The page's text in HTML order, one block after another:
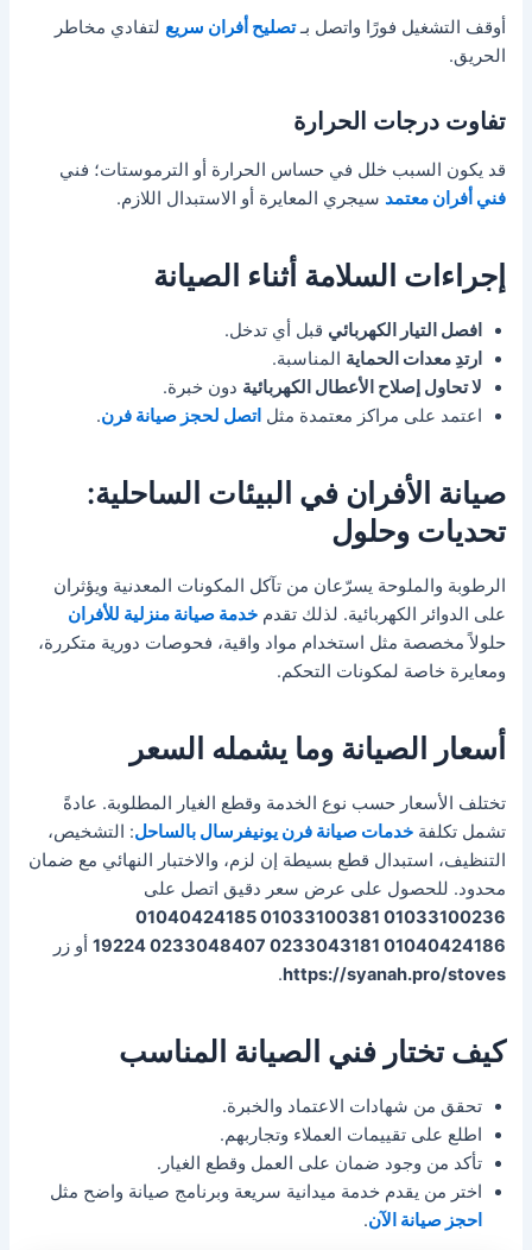
أوقف التشغيل فورًا واتصل بـتصليح أفران سريع لتفادي مخاطر
الحريق.
تفاوت درجات الحرارة
قد يكون السبب خلل في حساس الحرارة أو الترموستات؛ فني
فني أفران معتمد سيجري المعايرة أو الاستبدال اللازم.
إجراءات السلامة أثناء الصيانة
افصل التيار الكهربائي قبل أي تدخل.
ارتدِ معدات الحماية المناسبة.
لا تحاول إصلاح الأعطال الكهربائية دون خبرة.
اعتمد على مراكز معتمدة مثل اتصل لحجز صيانة فرن.
صيانة الأفران في البيئات الساحلية:
تحديات وحلول
الرطوبة والملوحة يسرّعان من تآكل المكونات المعدنية ويؤثران
على الدوائر الكهربائية. لذلك تقدمخدمة صيانة منزلية للأفران
حلولاً مخصصة مثل استخدام مواد واقية، فحوصات دورية متكررة،
ومعايرة خاصة لمكونات التحكم.
أسعار الصيانة وما يشمله السعر
تختلف الأسعار حسب نوع الخدمة وقطع الغيار المطلوبة. عادةً
تشمل تكلفةخدمات صيانة فرن يونيفرسال بالساحل: التشخيص،
التنظيف، استبدال قطع بسيطة إن لزم، والاختبار النهائي مع ضمان
محدود. للحصول على عرض سعر دقيق اتصل على
01033100236 01033100381 01040424185
01040424186 0233043181 0233048407 19224
أو زر
https://syanah.pro/stoves
.
كيف تختار فني الصيانة المناسب
تحقق من شهادات الاعتماد والخبرة.
اطلع على تقييمات العملاء وتجاربهم.
تأكد من وجود ضمان على العمل وقطع الغيار.
اختر من يقدم خدمة ميدانية سريعة وبرنامج صيانة واضح مثل
احجز صيانة الآن.